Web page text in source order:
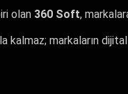
olan 360 Soft,
kalmaz; markaların